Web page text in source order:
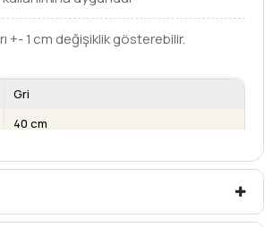
+- 1 cm değişiklik gösterebilir.
Gri
40 cm